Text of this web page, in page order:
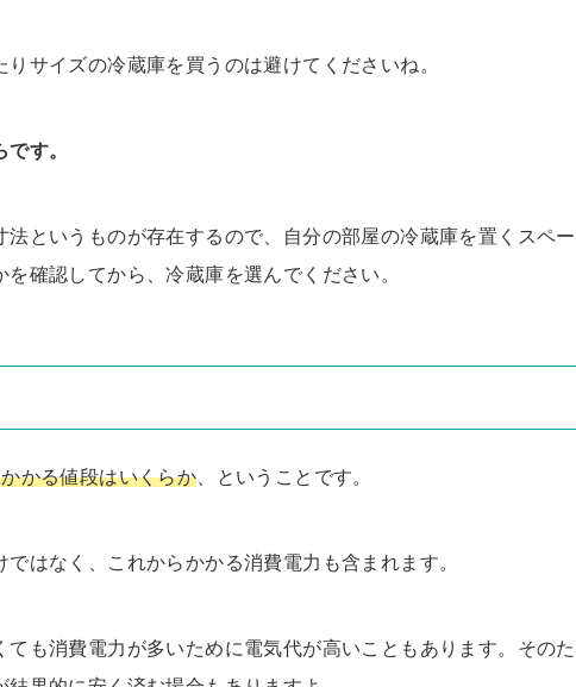
サイズの冷蔵庫を買うのは避けてくださいね。
す。
というものが存在するので、自分の部屋の冷蔵庫を置くスペー
確認してから、冷蔵庫を選んでください。
かる値段はいくらか 、ということです。
はなく、これからかかる消費電力も含まれます。
も消費電力が多いために電気代が高いこともあります。そのた